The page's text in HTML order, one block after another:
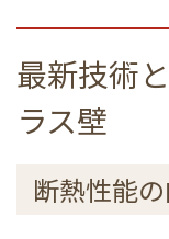
最新技術
ラス壁
断熱性能